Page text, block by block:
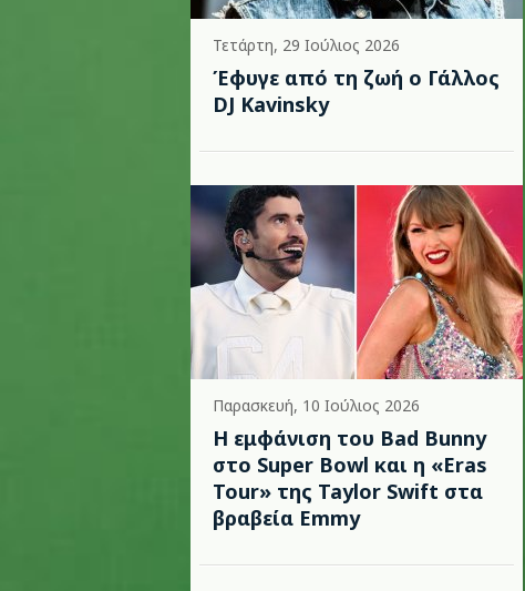
Τετάρτη, 29 Ιούλιος 2026
Έφυγε από τη ζωή ο Γάλλος
DJ Kavinsky
Παρασκευή, 10 Ιούλιος 2026
Η εμφάνιση του Bad Bunny
στο Super Bowl και η «Eras
Tour» της Taylor Swift στα
βραβεία Emmy